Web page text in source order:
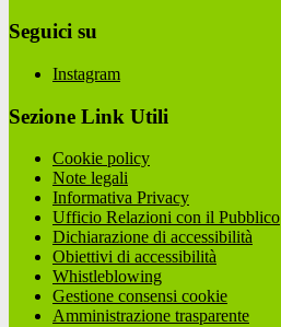
Seguici su
Instagram
Sezione Link Utili
Cookie policy
Note legali
Informativa Privacy
Ufficio Relazioni con il Pubblico
Dichiarazione di accessibilità
Obiettivi di accessibilità
Whistleblowing
Gestione consensi cookie
Amministrazione trasparente